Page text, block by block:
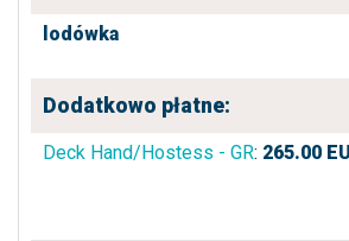
lodówka
Dodatkowo płatne:
Deck Hand/Hostess - GR: 265.00